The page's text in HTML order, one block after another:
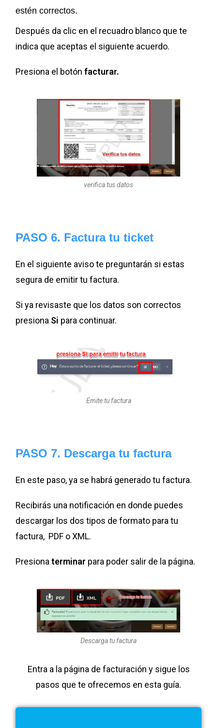
estén correctos.
Después da clic en el recuadro blanco que te
indica que aceptas el siguiente acuerdo.
Presiona el botónfacturar.
verifica tus datos
PASO 6. Factura tu ticket
En el siguiente aviso te preguntarán si estas
segura de emitir tu factura.
Si ya revisaste que los datos son correctos
presiona Si para continuar.
Emite tu factura
PASO 7. Descarga tu factura
En este paso, ya se habrá generado tu factura.
Recibirás una notificación en donde puedes
descargar los dos tipos de formato para tu
factura, PDF o XML.
Presionaterminar para poder salir de la página.
Descarga tu factura
Entra a la página de facturación y sigue los
pasos que te ofrecemos en esta guía.